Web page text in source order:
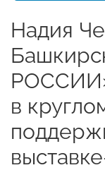
Надия
в